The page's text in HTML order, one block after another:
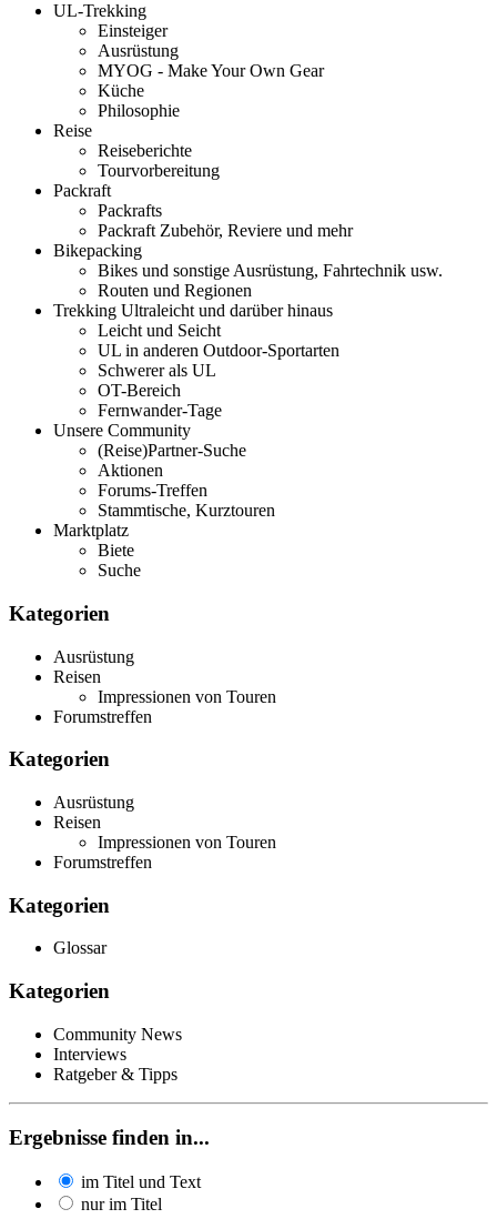
UL-Trekking
Einsteiger
Ausrüstung
MYOG - Make Your Own Gear
Küche
Philosophie
Reise
Reiseberichte
Tourvorbereitung
Packraft
Packrafts
Packraft Zubehör, Reviere und mehr
Bikepacking
Bikes und sonstige Ausrüstung, Fahrtechnik usw.
Routen und Regionen
Trekking Ultraleicht und darüber hinaus
Leicht und Seicht
UL in anderen Outdoor-Sportarten
Schwerer als UL
OT-Bereich
Fernwander-Tage
Unsere Community
(Reise)Partner-Suche
Aktionen
Forums-Treffen
Stammtische, Kurztouren
Marktplatz
Biete
Suche
Kategorien
Ausrüstung
Reisen
Impressionen von Touren
Forumstreffen
Kategorien
Ausrüstung
Reisen
Impressionen von Touren
Forumstreffen
Kategorien
Glossar
Kategorien
Community News
Interviews
Ratgeber & Tipps
Ergebnisse finden in...
im Titel und Text
nur im Titel